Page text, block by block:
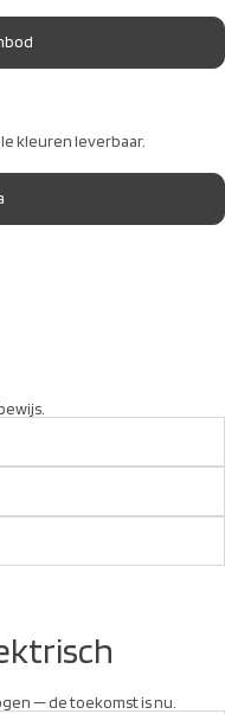
kleuren leverbaar.
— de toekomst is nu.